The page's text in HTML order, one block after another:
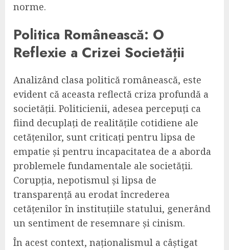
norme.
Politica Românească: O
Reflexie a Crizei Societății
Analizând clasa politică românească, este
evident că aceasta reflectă criza profundă a
societății. Politicienii, adesea percepuți ca
fiind decuplați de realitățile cotidiene ale
cetățenilor, sunt criticați pentru lipsa de
empatie și pentru incapacitatea de a aborda
problemele fundamentale ale societății.
Corupția, nepotismul și lipsa de
transparență au erodat încrederea
cetățenilor în instituțiile statului, generând
un sentiment de resemnare și cinism.
În acest context, naționalismul a câștigat